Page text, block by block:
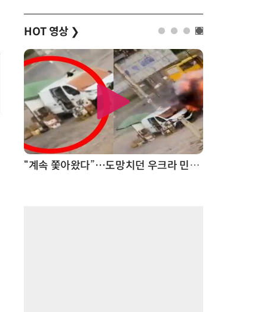
HOT 영상 ❯
진정한 우정?…친구 구하려다 둘 다 의자 틈에 목이 낀 순간